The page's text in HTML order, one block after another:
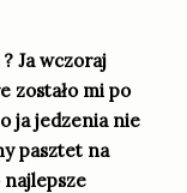
Ja wczoraj
zostało mi po
ja jedzenia nie
pasztet na
najlepsze